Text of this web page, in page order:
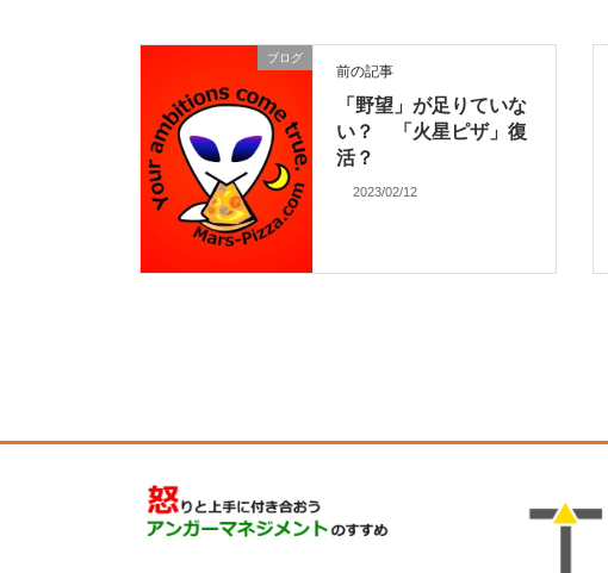
ブログ
前の記事
「野望」が足りていな
い？ 「火星ピザ」復
活？
2023/02/12